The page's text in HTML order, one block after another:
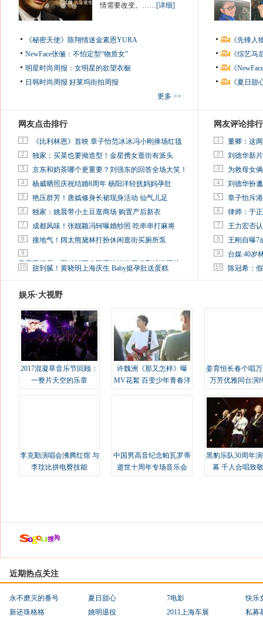
情需要改变。……[详细]
《秘密天使》陈翔情迷金素恩YURA
NewFace张俪：不怕定型“物质女”
明星时尚周报：女明星的欲望衣橱
日韩时尚周报 好莱坞街拍周报
更多 >>
《先锋
《综艺
《
《夏日
网友点击排行
1 《比利林恩》首映 章子怡范冰冰冯小刚捧场红毯
2 独家：买菜也要拗造型！金星携女逛街有派头
3 京东和奶茶哪个更重要？刘强东的回答全场大笑！
4 杨威晒照庆祝结婚8周年 杨阳洋轻抚妈妈孕肚
5 艳压群芳！唐嫣修身长裙现身活动 仙气儿足
6 独家：姚晨带小土豆逛商场 购置产后新衣
7 成都风味！张靓颖冯轲曝婚纱照 吃串串打麻将
8 接地气！阔太熊黛林打扮休闲逛街买厕所泵
9
马蓉离婚后，砸1000万人民币给媒体要求删掉这照片
10 甜到腻！黄晓明上海庆生 Baby挺孕肚送蛋糕
网友评论排行
1 董卿：这
2 刘德华新
3 为救母女
4 刘德华扮
5 章子怡斥
6 律师：于
7 王力宏否
8 王刚自曝7
9 台媒:40岁
10 陈冠希：
娱乐·大视野
2017混凝草音乐节回顾：
一整片天空的乐章
许魏洲《那又怎样》曝
MV花絮 百变少年青春洋
姜育恒长春个唱
万芳优雅同台演
李克勤演唱会沸腾红馆 与
李玟比拼电臀技能
中国男高音纪念帕瓦罗蒂
逝世十周年专场音乐会
黑豹乐队30周年
幕 千人合唱致
近期热点关注
永不磨灭的番号 夏日甜心 7电影
快乐
新还珠格格
姚明退役 2011上海车展
私募